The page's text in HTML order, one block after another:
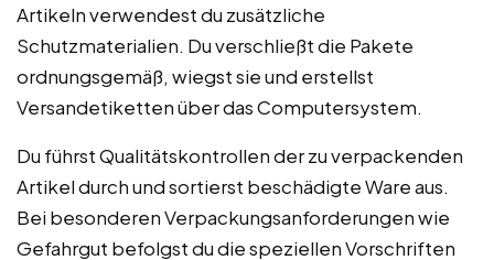
Artikeln verwendest du zusätzliche
Schutzmaterialien. Du verschließt die Pakete
ordnungsgemäß, wiegst sie und erstellst
Versandetiketten über das Computersystem.
Du führst Qualitätskontrollen der zu verpackenden
Artikel durch und sortierst beschädigte Ware aus.
Bei besonderen Verpackungsanforderungen wie
Gefahrgut befolgst du die speziellen Vorschriften